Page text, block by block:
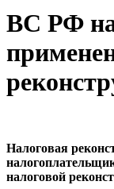
ВС РФ
Налоговая
налоговой